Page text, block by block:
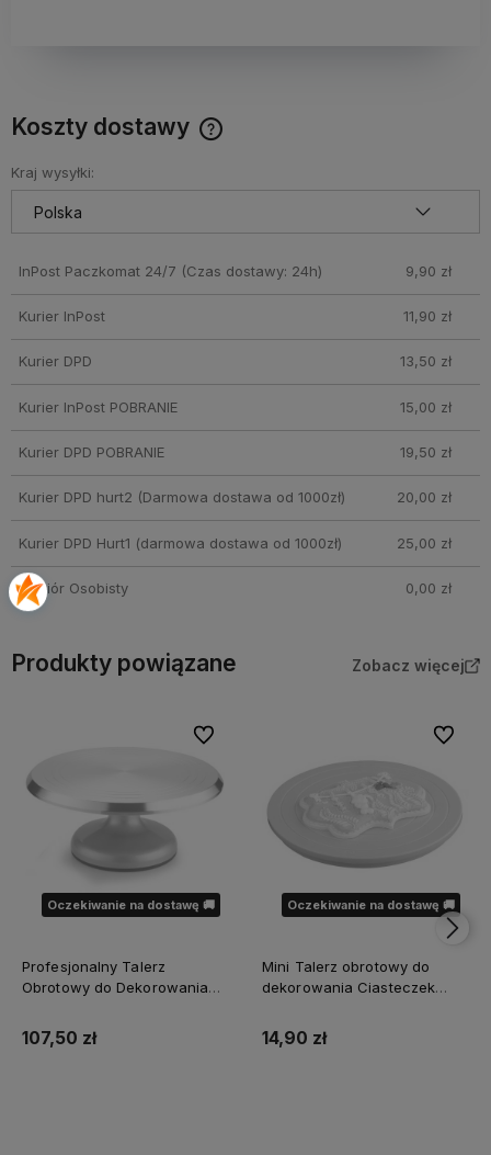
Koszty dostawy
Kraj wysyłki:
InPost Paczkomat 24/7 (Czas dostawy: 24h) 9,90 zł
Kurier InPost 11,90 zł
Kurier DPD 13,50 zł
Kurier InPost POBRANIE 15,00 zł
Kurier DPD POBRANIE 19,50 zł
Kurier DPD hurt2 (Darmowa dostawa od 1000zł) 20,00 zł
Kurier DPD Hurt1 (darmowa dostawa od 1000zł) 25,00 zł
Odbiór Osobisty 0,00 zł
Produkty powiązane Zobacz więcej
Oczekiwanie na dostawę 🚚
Profesjonalny Talerz
Obrotowy do Dekorowania
107,50 zł
Do ulubionych
Oczekiwanie na dostawę 🚚
Mini Talerz obrotowy do
dekorowania Ciasteczek
14,90 zł
Do